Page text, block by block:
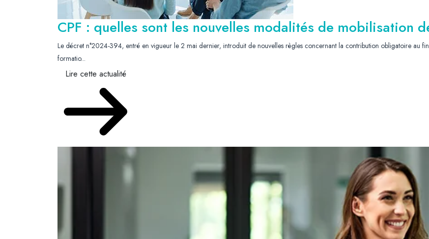
CPF : quelles sont les nouvelles modalités de mobilisation
Le décret n°2024-394, entré en vigueur le 2 mai dernier, introduit de nouvelles règles concernant la contribution obligatoire au
formatio...
Lire cette actualité